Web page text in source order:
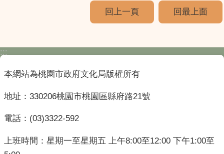
回上一頁 回最上面
:::
本網站為桃園市政府文化局版權所有
地址：330206桃園市桃園區縣府路21號
電話：(03)3322-592
上班時間：星期一至星期五 上午8:00至12:00 下午1:00至